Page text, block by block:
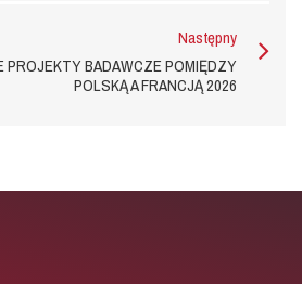
Następny
PROJEKTY BADAWCZE POMIĘDZY
POLSKĄ A FRANCJĄ 2026